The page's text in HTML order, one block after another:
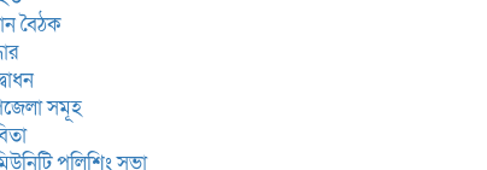
বৈঠক
সমূহ
পুলিশিং সভা